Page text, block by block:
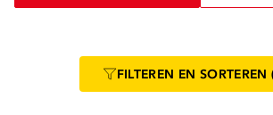
FILTEREN EN SORTEREN